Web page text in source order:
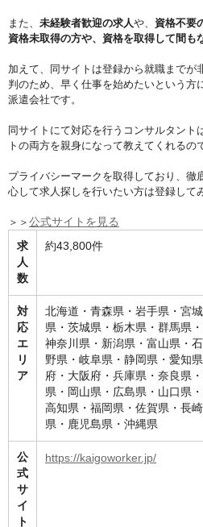
また、 未経験者歓迎の求人や、 資格不要
資格未取得の方や、資格を取得して間も
加えて、同サイトは登録から就職までが
判のため、早く仕事を始めたいという方
派遣会社です。
同サイトにて対応を行うコンサルタント
トの両方を親身になって教えてくれるの
プライバシーマークを取得しており、徹
心して求人探しを行いたい方は登録して
＞＞ 公式サイトを見る
求
人
数
約43,800件
対
応
エ
リ
ア
北海道・青森県・岩手県・宮
県・茨城県・栃木県・群馬県
神奈川県・新潟県・富山県・
野県・岐阜県・静岡県・愛知
府・大阪府・兵庫県・奈良県
県・岡山県・広島県・山口県
高知県・福岡県・佐賀県・長
県・鹿児島県・沖縄県
公
式
サ
イ
ト
https://kaigoworker.jp/